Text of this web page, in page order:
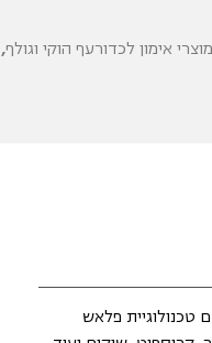
מוצרי אימון לכדורעף הוקי וגולף,
טכנולוגיית פלאש